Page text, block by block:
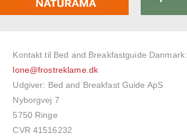
Kontakt til Bed and Breakfastguide Danmark:
lone@frostreklame.dk
Udgiver: Bed and Breakfast Guide ApS
Nyborgvej 7
5750 Ringe
CVR 41516232